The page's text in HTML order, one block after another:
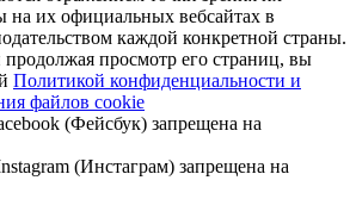
на их официальных вебсайтах в
каждой конкретной страны.
продолжая просмотр его страниц, вы
Политикой конфиденциальности и
файлов cookie
(Фейсбук) запрещена на
(Инстаграм) запрещена на